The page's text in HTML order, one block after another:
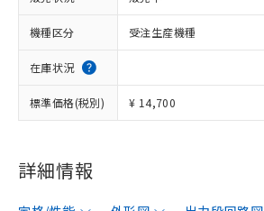
機種区分 受注生産機種
在庫状況
標準価格(税別) ¥ 14,700
詳細情報